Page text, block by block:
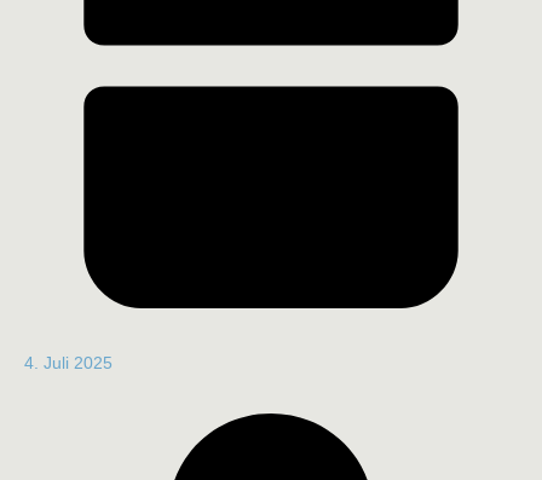
4. Juli 2025